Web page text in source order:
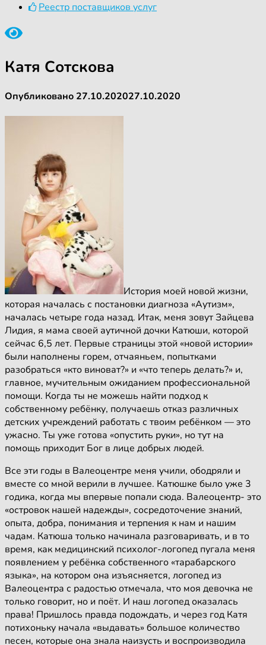
Реестр поставщиков услуг
Катя Сотскова
Опубликовано 27.10.202027.10.2020
История моей новой жизни,
которая началась с постановки диагноза «Аутизм»,
началась четыре года назад. Итак, меня зовут Зайцева
Лидия, я мама своей аутичной дочки Катюши, которой
сейчас 6,5 лет. Первые страницы этой «новой истории»
были наполнены горем, отчаяньем, попытками
разобраться «кто виноват?» и «что теперь делать?» и,
главное, мучительным ожиданием профессиональной
помощи. Когда ты не можешь найти подход к
собственному ребёнку, получаешь отказ различных
детских учреждений работать с твоим ребёнком — это
ужасно. Ты уже готова «опустить руки», но тут на
помощь приходит Бог в лице добрых людей.
Все эти годы в Валеоцентре меня учили, ободряли и
вместе со мной верили в лучшее. Катюшке было уже 3
годика, когда мы впервые попали сюда. Валеоцентр- это
«островок нашей надежды», сосредоточение знаний,
опыта, добра, понимания и терпения к нам и нашим
чадам. Катюша только начинала разговаривать, и в то
время, как медицинский психолог-логопед пугала меня
появлением у ребёнка собственного «тарабарского
языка», на котором она изъясняется, логопед из
Валеоцентра с радостью отмечала, что моя девочка не
только говорит, но и поёт. И наш логопед оказалась
права! Пришлось правда подождать, и через год Катя
потихоньку начала «выдавать» большое количество
песен, которые она знала наизусть и воспроизводила